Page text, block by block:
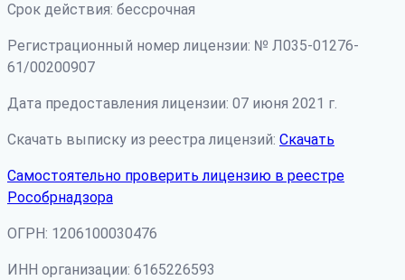
Срок действия: бессрочная
Регистрационный номер лицензии: № Л035-01276-
61/00200907
Дата предоставления лицензии: 07 июня 2021 г.
Скачать выписку из реестра лицензий: Скачать
Самостоятельно проверить лицензию в реестре
Рособрнадзора
ОГРН: 1206100030476
ИНН организации: 6165226593